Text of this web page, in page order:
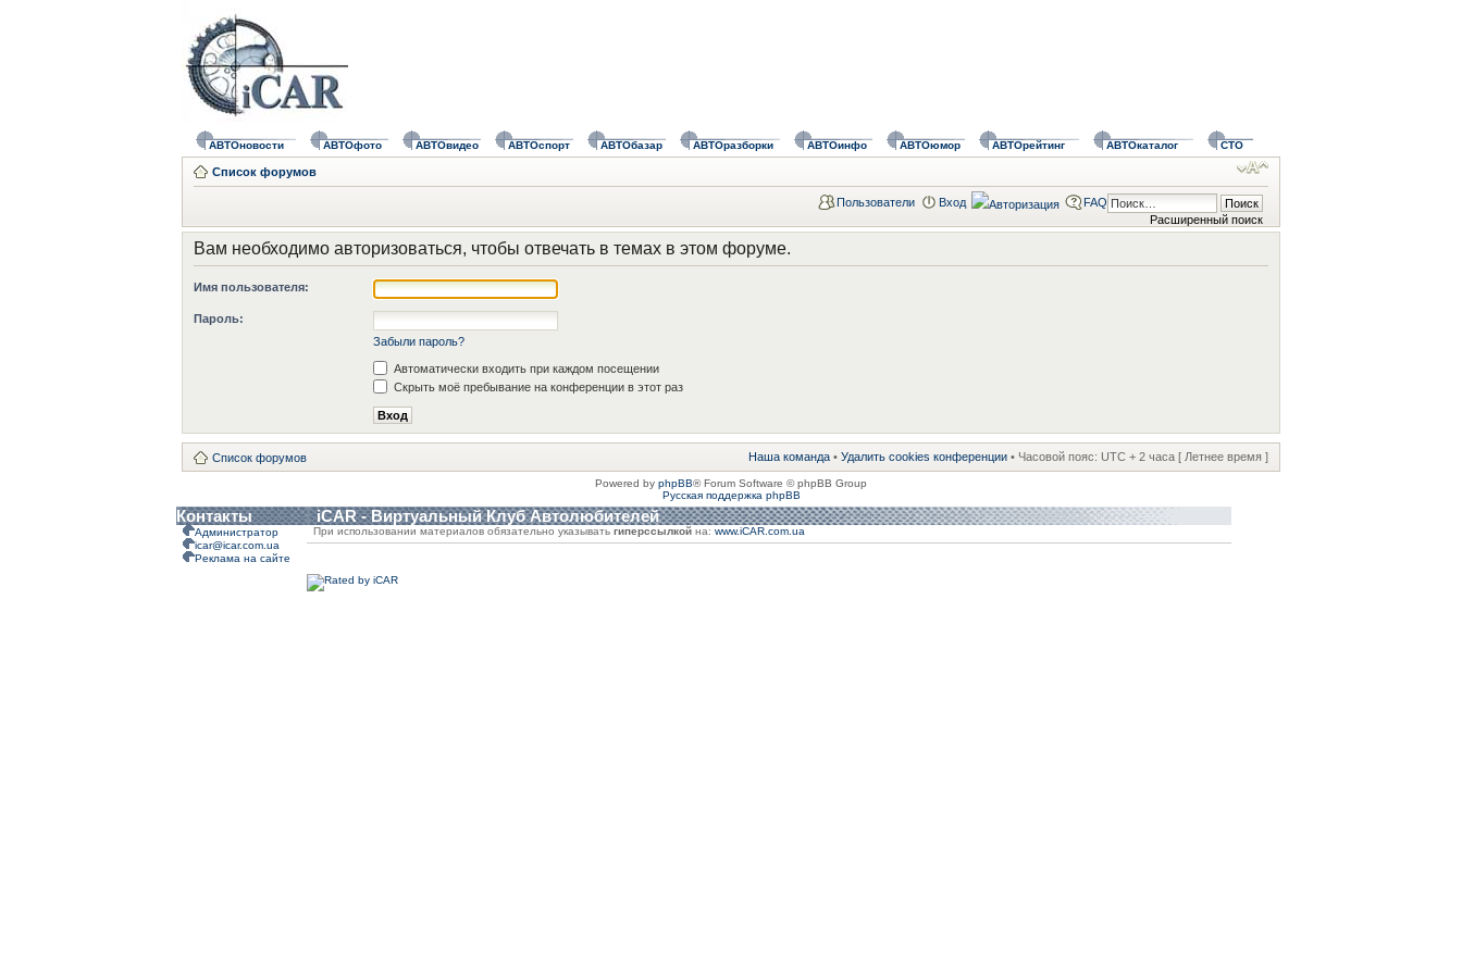
АВТОновости АВТОфото АВТОвидео АВТОспорт АВТОбазар АВТОразборки АВТОинфо АВТОюмор АВТОрейтинг АВТОкаталог СТО
Список форумов
Расширенный поиск
Пользователи Вход FAQ
Вам необходимо авторизоваться, чтобы отвечать в темах в этом форуме.
Имя пользователя:
Пароль:
Забыли пароль?
Автоматически входить при каждом посещении
Скрыть моё пребывание на конференции в этот раз
Список форумов Наша команда • Удалить cookies конференции • Часовой пояс: UTC + 2 часа [ Летнее время ]
Powered by phpBB® Forum Software © phpBB Group
Русская поддержка phpBB
Контакты iCAR - Виртуальный Клуб Автолюбителей
Администратор
icar@icar.com.ua
Реклама на сайте
При использовании материалов обязательно указывать гиперссылкой на: www.iCAR.com.ua